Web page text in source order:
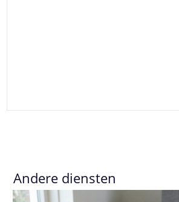
Andere diensten